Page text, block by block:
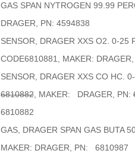
GAS SPAN NYTROGEN 99.99
DRAGER, PN: 4594838
SENSOR, DRAGER XXS O2. 0-25
CODE6810881, MAKER:
SENSOR, DRAGER XXS CO HC.
6810882 MAKER: DRAGER, PN:
6810882
GAS, DRAGER SPAN GAS BUTA
MAKER: DRAGER, PN: 6810987